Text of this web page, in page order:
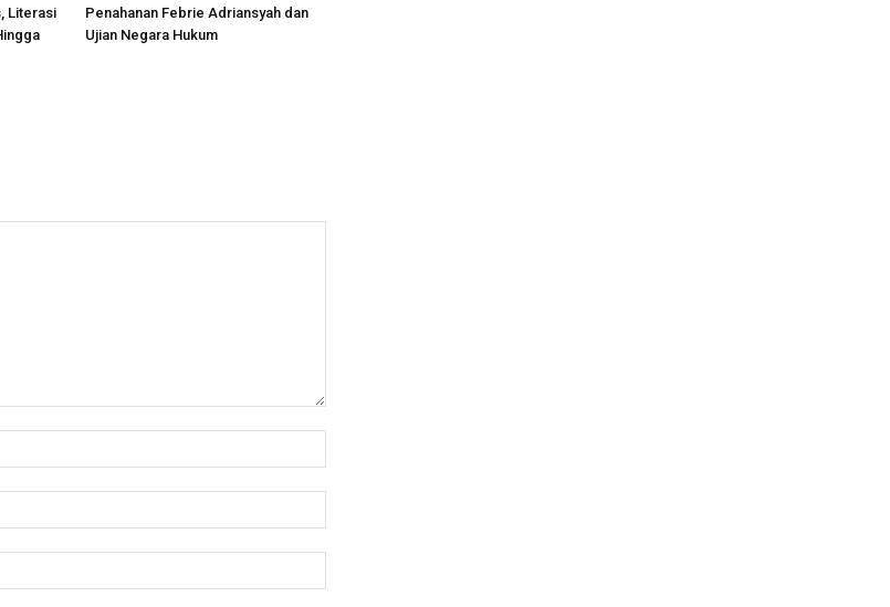
Literasi
Penahanan Febrie Adriansyah dan
Ujian Negara Hukum